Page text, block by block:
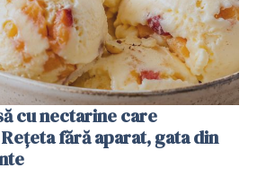
cu nectarine care
fără aparat, gata din